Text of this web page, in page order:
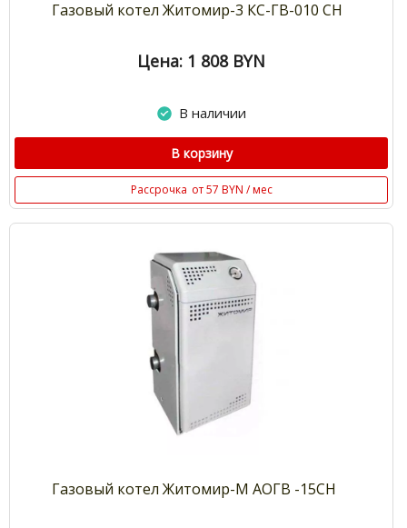
Газовый котел Житомир-3 КС-ГВ-010 СН
Цена: 1 808 BYN
В наличии
В корзину
Рассрочка от 57 BYN / мес
Газовый котел Житомир-М АОГВ -15СН